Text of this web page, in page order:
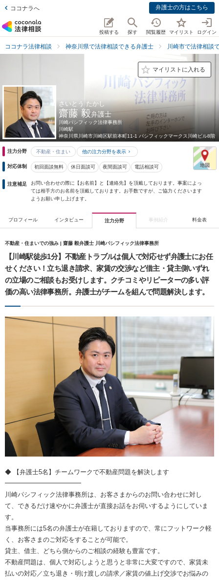
ココナラへ 弁護士の方はこちら
投稿する 探す 閲覧履歴 マイリスト ログイン
ココナラ法律相談 神奈川県で法律相談できる弁護士 川崎市で法律相談
マイリストに入れる
さいとう たかし
齋藤 毅弁護士
川崎パシフィック法律事務所
川崎駅
神奈川県 川崎市川崎区駅前本町11-1 パシフィックマークス川崎ビル8階
注力分野 不動産・住まい 他の注力分野を表示
対応体制 初回面談無料 休日面談可 夜間面談可 電話相談可
注意補足
お問い合わせの際に【お名前】と【連絡先】を頂戴しております。事案によっ
ては相手方のお名前を頂戴しております。お手数ですが、ご協力くださいます
ようお願い申し上げます。
プロフィール インタビュー 注力分野 事例紹介 料金表
不動産・住まいでの強み | 齋藤 毅弁護士 川崎パシフィック法律事務所
【川崎駅徒歩1分】不動産トラブルは個人で対応せず弁護士にお任
せください！立ち退き請求、家賃の交渉など借主・貸主側いずれ
の立場のご相談もお受けします。クチコミやリピーターの多い評
価の高い法律事務所。弁護士がチームを組んで問題解決します。
◆ 【弁護士5名】チームワークで不動産問題を解決します
━━━━━━━━━━━━
川崎パシフィック法律事務所は、お客さまからのお問い合わせに対し
て、できるだけ速やかに弁護士が直接お話をお伺いするようにしていま
す。
当事務所には5名の弁護士が在籍しておりますので、常にフットワーク軽
く、お客さまのご対応をすることが可能で。
貸主、借主、どちら側からのご相談の経験も豊富です。
不動産問題は、個人で対応しようと思うと非常に大変ですので、家賃未
払いの対応／立ち退き・明け渡しの請求／家賃の値上げ交渉でお悩みの